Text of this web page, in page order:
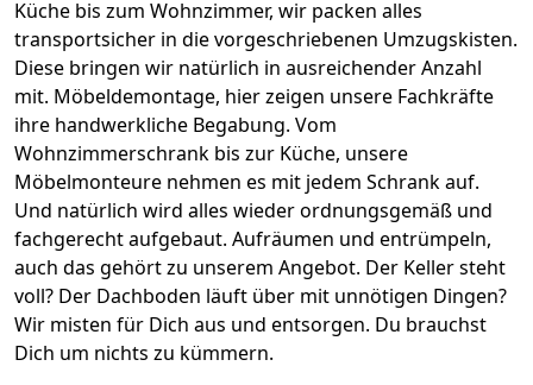
Küche bis zum Wohnzimmer, wir packen alles
transportsicher in die vorgeschriebenen Umzugskisten.
Diese bringen wir natürlich in ausreichender Anzahl
mit. Möbeldemontage, hier zeigen unsere Fachkräfte
ihre handwerkliche Begabung. Vom
Wohnzimmerschrank bis zur Küche, unsere
Möbelmonteure nehmen es mit jedem Schrank auf.
Und natürlich wird alles wieder ordnungsgemäß und
fachgerecht aufgebaut. Aufräumen und entrümpeln,
auch das gehört zu unserem Angebot. Der Keller steht
voll? Der Dachboden läuft über mit unnötigen Dingen?
Wir misten für Dich aus und entsorgen. Du brauchst
Dich um nichts zu kümmern.